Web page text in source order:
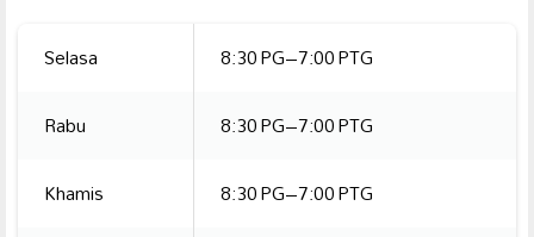
Selasa
8:30 PG–7:00 PTG
Rabu
8:30 PG–7:00 PTG
Khamis
8:30 PG–7:00 PTG